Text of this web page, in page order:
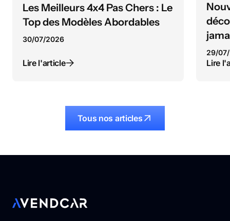
Les Meilleurs 4x4 Pas Chers : Le
Top des Modèles Abordables
30/07/2026
Lire l'article
29/07/
Lire
Tous nos articles